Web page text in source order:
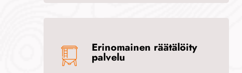
Erinomainen räätälöity
palvelu